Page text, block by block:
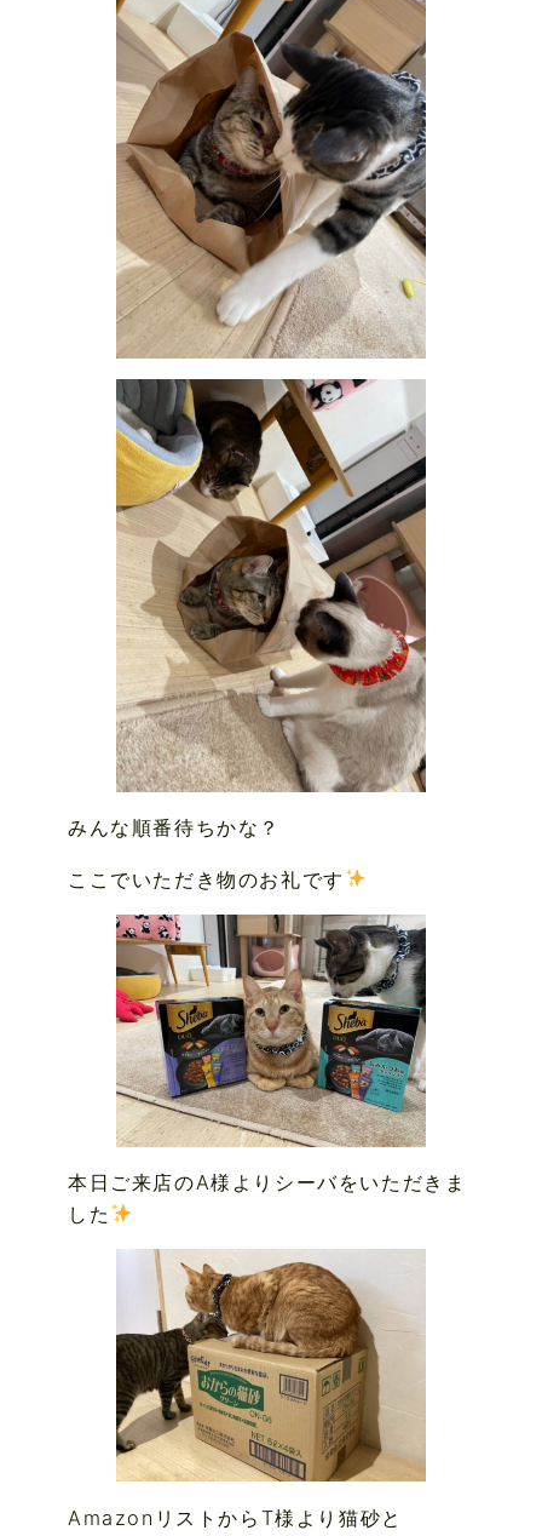
みんな順番待ちかな？
ここでいただき物のお礼です
本日ご来店のA様よりシーバをいただきま
した
AmazonリストからT様より猫砂と